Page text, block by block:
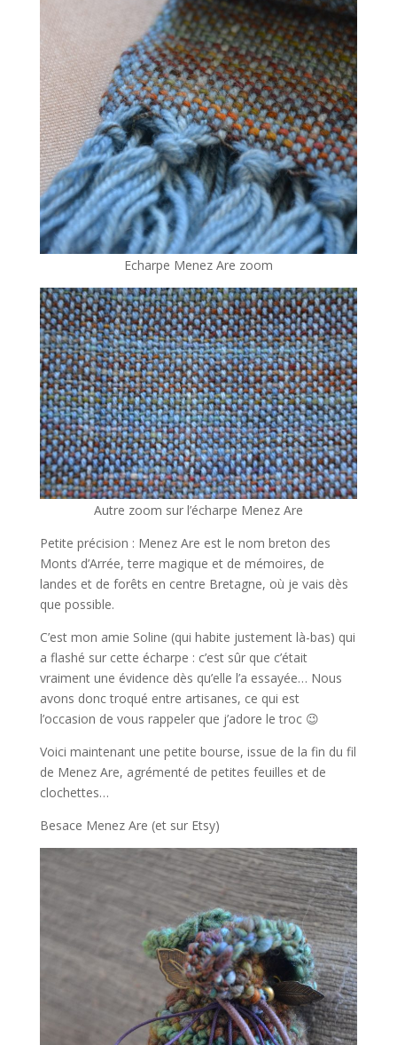
Echarpe Menez Are zoom
Autre zoom sur l’écharpe Menez Are
Petite précision : Menez Are est le nom breton des
Monts d’Arrée, terre magique et de mémoires, de
landes et de forêts en centre Bretagne, où je vais dès
que possible.
C’est mon amie Soline (qui habite justement là-bas) qui
a flashé sur cette écharpe : c’est sûr que c’était
vraiment une évidence dès qu’elle l’a essayée… Nous
avons donc troqué entre artisanes, ce qui est
l’occasion de vous rappeler que j’adore le troc 😉
Voici maintenant une petite bourse, issue de la fin du fil
de Menez Are, agrémenté de petites feuilles et de
clochettes…
Besace Menez Are (et sur Etsy)